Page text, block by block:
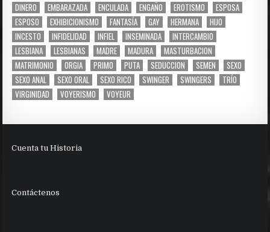
DINERO
EMBARAZADA ENCULADA ENGAÑO EROTISMO
ESPOSA
ESPOSO
EXHIBICIONISMO FANTASÍA GAY HERMANA
HIJO
INCESTO
INFIDELIDAD INFIEL INSEMINADA
INTERCAMBIO
LESBIANA
LESBIANAS MADRE MADURA
MASTURBACION
MATRIMONIO
ORGIA PRIMO PUTA SEDUCCION SEMEN
SEXO
SEXO ANAL
SEXO ORAL SEXO RICO SWINGER SWINGERS
TRÍO
VIRGINIDAD
VOYERISMO VOYEUR
Cuenta tu Historia
Contáctenos